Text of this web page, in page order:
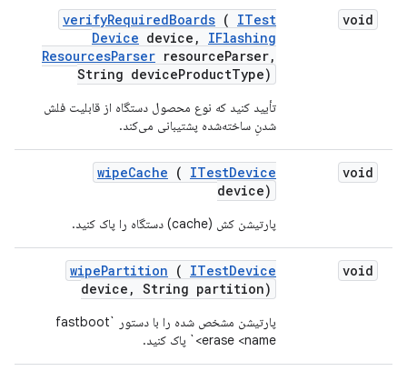
void
verifyRequiredBoards ( ITest
Device device ,
IFlashing
ResourcesParser resourceParser,
String deviceProductType)
تأیید کنید که نوع محصول دستگاه از قابلیت فلش
شدنِ ساخته‌شده پشتیبانی می‌کند.
void
wipeCache ( ITestDevice
device)
پارتیشن کش (cache) دستگاه را پاک کنید.
void
wipePartition ( ITestDevice
device , String partition)
پارتیشن مشخص شده را با دستور `fastboot
erase <name>` پاک کنید.